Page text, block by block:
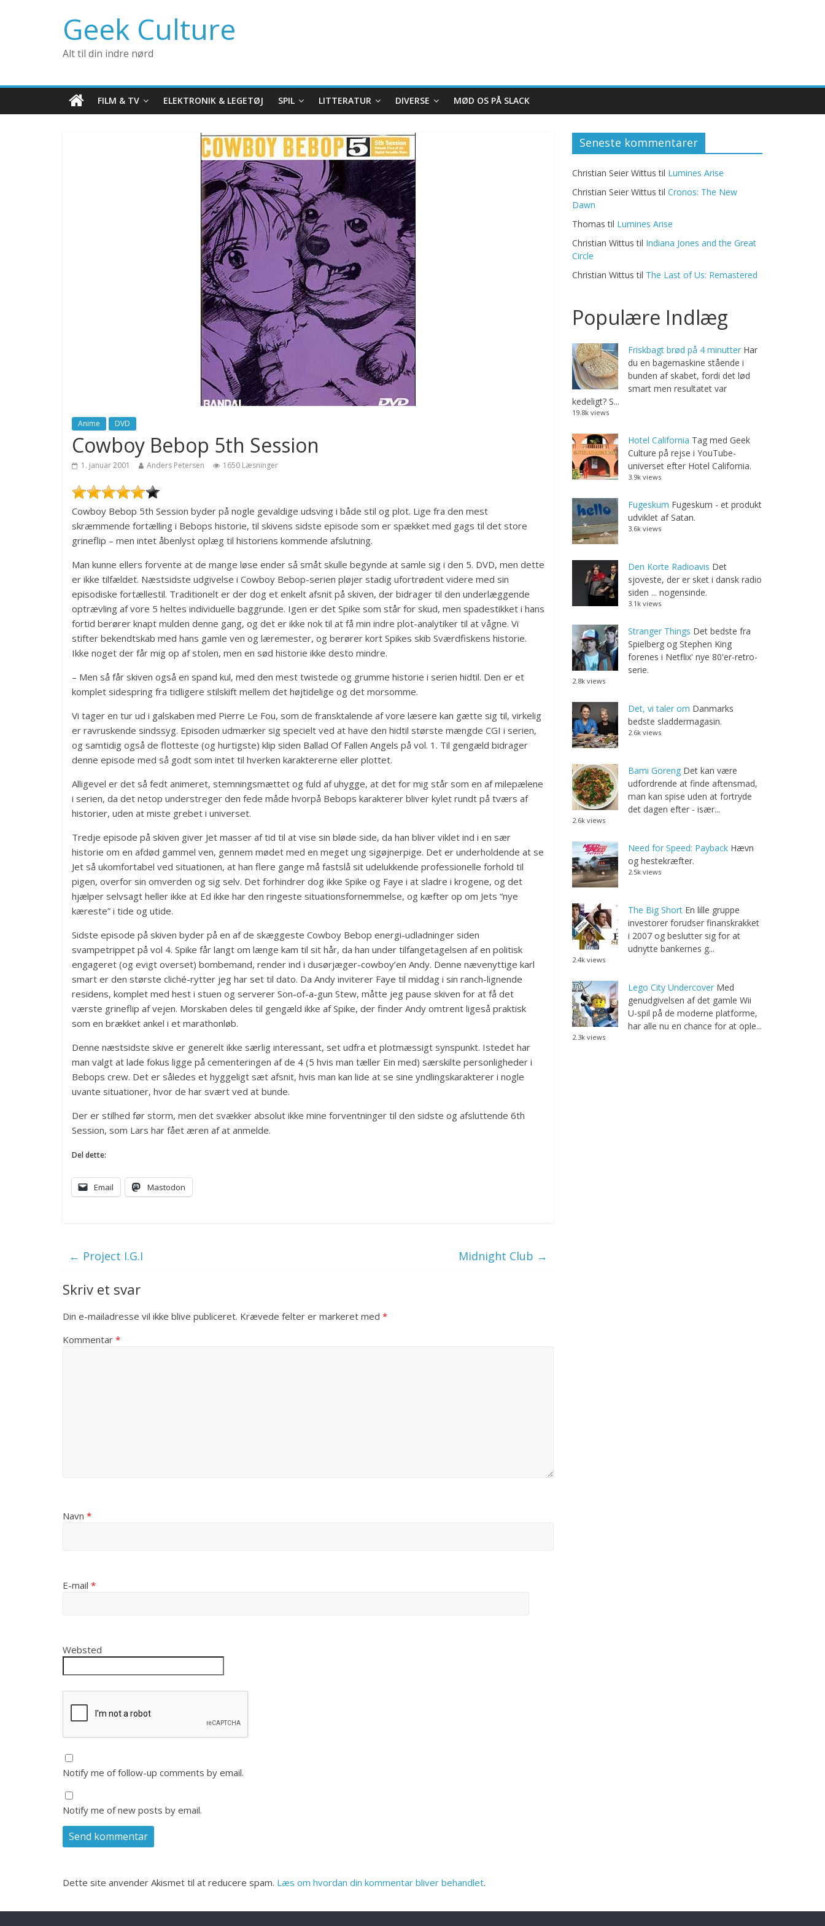
Geek Culture
Alt til din indre nørd
FILM & TV ELEKTRONIK & LEGETØJ SPIL LITTERATUR DIVERSE MØD OS PÅ SLACK
Anime DVD
Cowboy Bebop 5th Session
1. januar 2001 Anders Petersen 1650 Læsninger
Cowboy Bebop 5th Session byder på nogle gevaldige udsving i både stil og plot. Lige fra den mest
skræmmende fortælling i Bebops historie, til skivens sidste episode som er spækket med gags til det store
grineflip – men intet åbenlyst oplæg til historiens kommende afslutning.
Man kunne ellers forvente at de mange løse ender så småt skulle begynde at samle sig i den 5. DVD, men dette
er ikke tilfældet. Næstsidste udgivelse i Cowboy Bebop-serien pløjer stadig ufortrødent videre med sin
episodiske fortællestil. Traditionelt er der dog et enkelt afsnit på skiven, der bidrager til den underlæggende
optrævling af vore 5 heltes individuelle baggrunde. Igen er det Spike som står for skud, men spadestikket i hans
fortid berører knapt mulden denne gang, og det er ikke nok til at få min indre plot-analytiker til at vågne. Vi
stifter bekendtskab med hans gamle ven og læremester, og berører kort Spikes skib Sværdfiskens historie.
Ikke noget der får mig op af stolen, men en sød historie ikke desto mindre.
– Men så får skiven også en spand kul, med den mest twistede og grumme historie i serien hidtil. Den er et
komplet sidespring fra tidligere stilskift mellem det højtidelige og det morsomme.
Vi tager en tur ud i galskaben med Pierre Le Fou, som de fransktalende af vore læsere kan gætte sig til, virkelig
er ravruskende sindssyg. Episoden udmærker sig specielt ved at have den hidtil største mængde CGI i serien,
og samtidig også de flotteste (og hurtigste) klip siden Ballad Of Fallen Angels på vol. 1. Til gengæld bidrager
denne episode med så godt som intet til hverken karaktererne eller plottet.
Alligevel er det så fedt animeret, stemningsmættet og fuld af uhygge, at det for mig står som en af milepælene
i serien, da det netop understreger den fede måde hvorpå Bebops karakterer bliver kylet rundt på tværs af
historier, uden at miste grebet i universet.
Tredje episode på skiven giver Jet masser af tid til at vise sin bløde side, da han bliver viklet ind i en sær
historie om en afdød gammel ven, gennem mødet med en meget ung sigøjnerpige. Det er underholdende at se
Jet så ukomfortabel ved situationen, at han flere gange må fastslå sit udelukkende professionelle forhold til
pigen, overfor sin omverden og sig selv. Det forhindrer dog ikke Spike og Faye i at sladre i krogene, og det
hjælper selvsagt heller ikke at Ed ikke har den ringeste situationsfornemmelse, og kæfter op om Jets “nye
kæreste” i tide og utide.
Sidste episode på skiven byder på en af de skæggeste Cowboy Bebop energi-udladninger siden
svampetrippet på vol 4. Spike får langt om længe kam til sit hår, da han under tilfangetagelsen af en politisk
engageret (og evigt overset) bombemand, render ind i dusørjæger-cowboy’en Andy. Denne nævenyttige karl
smart er den største cliché-rytter jeg har set til dato. Da Andy inviterer Faye til middag i sin ranch-lignende
residens, komplet med hest i stuen og serverer Son-of-a-gun Stew, måtte jeg pause skiven for at få det
værste grineflip af vejen. Morskaben deles til gengæld ikke af Spike, der finder Andy omtrent ligeså praktisk
som en brækket ankel i et marathonløb.
Denne næstsidste skive er generelt ikke særlig interessant, set udfra et plotmæssigt synspunkt. Istedet har
man valgt at lade fokus ligge på cementeringen af de 4 (5 hvis man tæller Ein med) særskilte personligheder i
Bebops crew. Det er således et hyggeligt sæt afsnit, hvis man kan lide at se sine yndlingskarakterer i nogle
uvante situationer, hvor de har svært ved at bunde.
Der er stilhed før storm, men det svækker absolut ikke mine forventninger til den sidste og afsluttende 6th
Session, som Lars har fået æren af at anmelde.
Del dette:
Email Mastodon
← Project I.G.I Midnight Club →
Skriv et svar
Din e-mailadresse vil ikke blive publiceret. Krævede felter er markeret med *
Kommentar *
Navn *
E-mail *
Websted
Notify me of follow-up comments by email.
Notify me of new posts by email.
Dette site anvender Akismet til at reducere spam. Læs om hvordan din kommentar bliver behandlet.
Seneste kommentarer
Christian Seier Wittus til Lumines Arise
Christian Seier Wittus til Cronos: The New
Dawn
Thomas til Lumines Arise
Christian Wittus til Indiana Jones and the Great
Circle
Christian Wittus til The Last of Us: Remastered
Populære Indlæg
Friskbagt brød på 4 minutter Har
du en bagemaskine stående i
bunden af skabet, fordi det lød
smart men resultatet var
kedeligt? S...
19.8k views
Hotel California Tag med Geek
Culture på rejse i YouTube-
universet efter Hotel California.
3.9k views
Fugeskum Fugeskum - et produkt
udviklet af Satan.
3.6k views
Den Korte Radioavis Det
sjoveste, der er sket i dansk radio
siden ... nogensinde.
3.1k views
Stranger Things Det bedste fra
Spielberg og Stephen King
forenes i Netflix' nye 80'er-retro-
serie.
2.8k views
Det, vi taler om Danmarks
bedste sladdermagasin.
2.6k views
Bami Goreng Det kan være
udfordrende at finde aftensmad,
man kan spise uden at fortryde
det dagen efter - især...
2.6k views
Need for Speed: Payback Hævn
og hestekræfter.
2.5k views
The Big Short En lille gruppe
investorer forudser finanskrakket
i 2007 og beslutter sig for at
udnytte bankernes g...
2.4k views
Lego City Undercover Med
genudgivelsen af det gamle Wii
U-spil på de moderne platforme,
har alle nu en chance for at ople...
2.3k views